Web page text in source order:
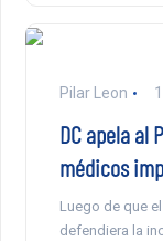
Pilar Leon
DC apela al
médicos
Luego de que
defendiera la